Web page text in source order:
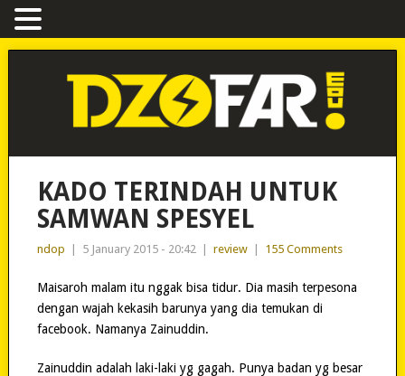
KADO TERINDAH UNTUK
SAMWAN SPESYEL
ndop 5 January 2015 - 20:42 review 155 Comments
Maisaroh malam itu nggak bisa tidur. Dia masih terpesona
dengan wajah kekasih barunya yang dia temukan di
facebook. Namanya Zainuddin.
Zainuddin adalah laki-laki yg gagah. Punya badan yg besar